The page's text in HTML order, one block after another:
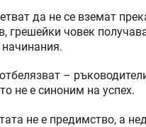
да не се вземат
грешейки човек
–
не е синоним на успех.
не е предимство, а